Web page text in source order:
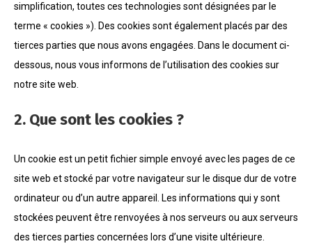
simplification, toutes ces technologies sont désignées par le
terme « cookies »). Des cookies sont également placés par des
tierces parties que nous avons engagées. Dans le document ci-
dessous, nous vous informons de l’utilisation des cookies sur
notre site web.
2. Que sont les cookies ?
Un cookie est un petit fichier simple envoyé avec les pages de ce
site web et stocké par votre navigateur sur le disque dur de votre
ordinateur ou d’un autre appareil. Les informations qui y sont
stockées peuvent être renvoyées à nos serveurs ou aux serveurs
des tierces parties concernées lors d’une visite ultérieure.